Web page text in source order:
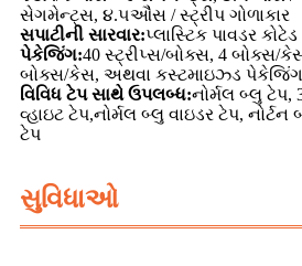
સેગમેન્ટ્સ, ૪.૫ઔંસ / સ્ટ્રીપ ગોળાકાર
સપાટીની સારવાર:પ્લાસ્ટિક પાવડર
પેકેજિંગ:40 સ્ટ્રીપ્સ/બોક્સ, 4 બોક્સ/
બોક્સ/કેસ, અથવા કસ્ટમાઇઝ્ડ પેકેજિંગ
વિવિધ ટેપ સાથે ઉપલબ્ધ:નોર્મલ બ્લુ
વ્હાઇટ ટેપ,નોર્મલ બ્લુ વાઇડર ટેપ, નોર્ટન
ટેપ
સુવિધાઓ